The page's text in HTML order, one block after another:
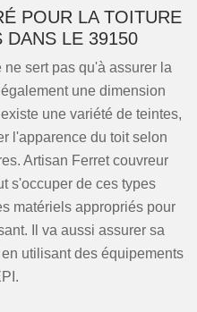
POUR LA TOITURE
DANS LE 39150
sert pas qu'à assurer la
une dimension
une variété de teintes,
l'apparence du toit selon
Artisan Ferret couvreur
s'occuper de ces types
matériels appropriés pour
Il va aussi assurer sa
utilisant des équipements